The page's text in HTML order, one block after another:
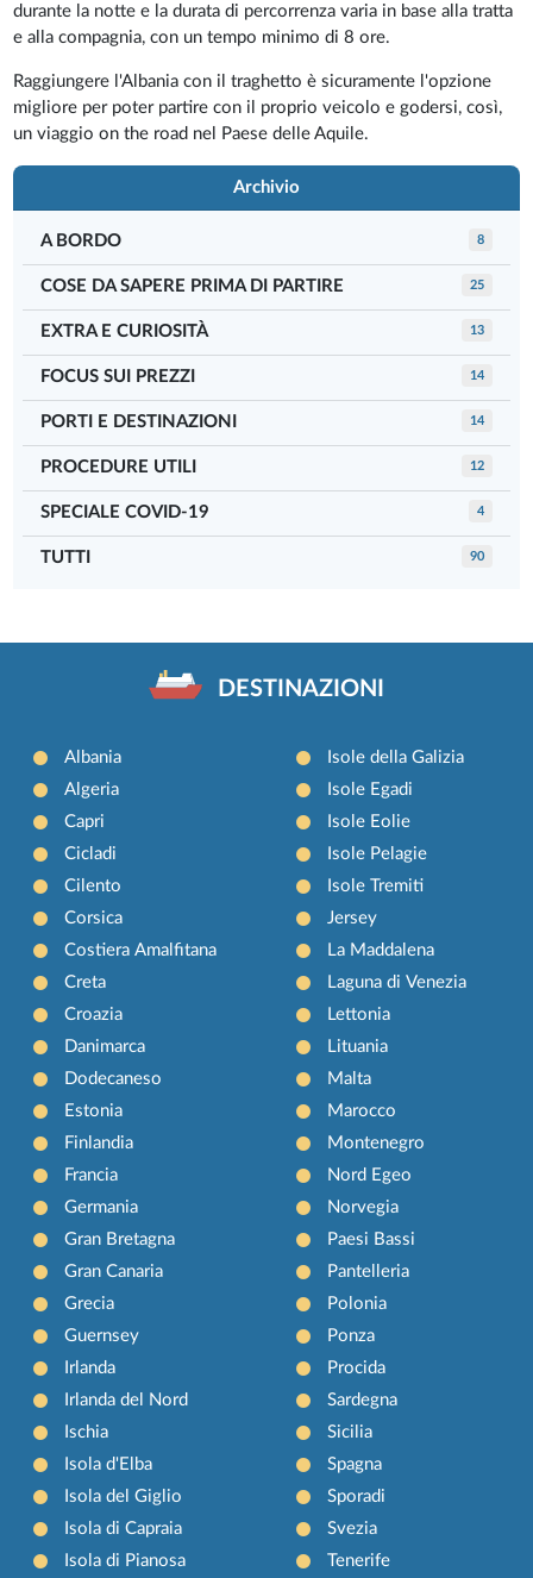
durante la notte e la durata di percorrenza varia in base alla tratta
e alla compagnia, con un tempo minimo di 8 ore.
Raggiungere l'Albania con il traghetto è sicuramente l'opzione
migliore per poter partire con il proprio veicolo e godersi, così,
un viaggio on the road nel Paese delle Aquile.
Archivio
A BORDO 8
COSE DA SAPERE PRIMA DI PARTIRE 25
EXTRA E CURIOSITÀ 13
FOCUS SUI PREZZI 14
PORTI E DESTINAZIONI 14
PROCEDURE UTILI 12
SPECIALE COVID-19 4
TUTTI 90
DESTINAZIONI
Albania
Algeria
Capri
Cicladi
Cilento
Corsica
Costiera Amalfitana
Creta
Croazia
Danimarca
Dodecaneso
Estonia
Finlandia
Francia
Germania
Gran Bretagna
Gran Canaria
Grecia
Guernsey
Irlanda
Irlanda del Nord
Ischia
Isola d'Elba
Isola del Giglio
Isola di Capraia
Isola di Pianosa
Isole della Galizia
Isole Egadi
Isole Eolie
Isole Pelagie
Isole Tremiti
Jersey
La Maddalena
Laguna di Venezia
Lettonia
Lituania
Malta
Marocco
Montenegro
Nord Egeo
Norvegia
Paesi Bassi
Pantelleria
Polonia
Ponza
Procida
Sardegna
Sicilia
Spagna
Sporadi
Svezia
Tenerife